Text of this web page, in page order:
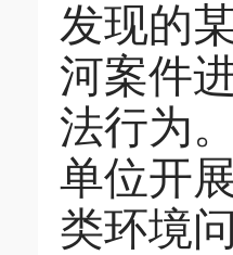
发现的
河案件
法行为
单位开
类环境